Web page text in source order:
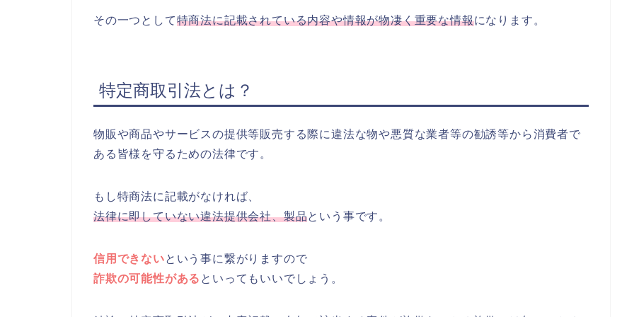
その一つとして特商法に記載されている内容や情報が物凄く重要な情報になります。
特定商取引法とは？
物販や商品やサービスの提供等販売する際に違法な物や悪質な業者等の勧誘等から消費者で
ある皆様を守るための法律です。
もし特商法に記載がなければ、
法律に即していない違法提供会社、製品という事です。
信用できないという事に繋がりますので
詐欺の可能性がある といってもいいでしょう。